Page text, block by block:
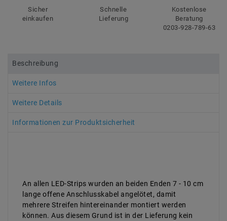
Sicher
einkaufen
Schnelle
Lieferung
Kostenlose
Beratung
0203-928-789-63
Beschreibung
Weitere Infos
Weitere Details
Informationen zur Produktsicherheit
An allen LED-Strips wurden an beiden Enden 7 - 10 cm
lange offene Anschlusskabel angelötet, damit
mehrere Streifen hintereinander montiert werden
können. Aus diesem Grund ist in der Lieferung kein